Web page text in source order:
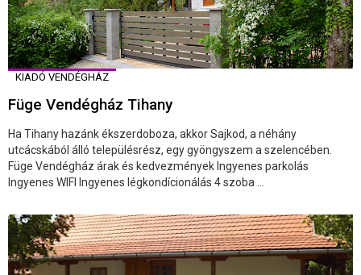
KIADÓ VENDÉGHÁZ
Füge Vendégház Tihany
Ha Tihany hazánk ékszerdoboza, akkor Sajkod, a néhány
utcácskából álló településrész, egy gyöngyszem a szelencében.
Füge Vendégház árak és kedvezmények Ingyenes parkolás
Ingyenes WIFI Ingyenes légkondícionálás 4 szoba ...